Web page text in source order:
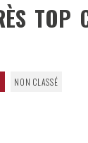
TOP
NON CLASSÉ